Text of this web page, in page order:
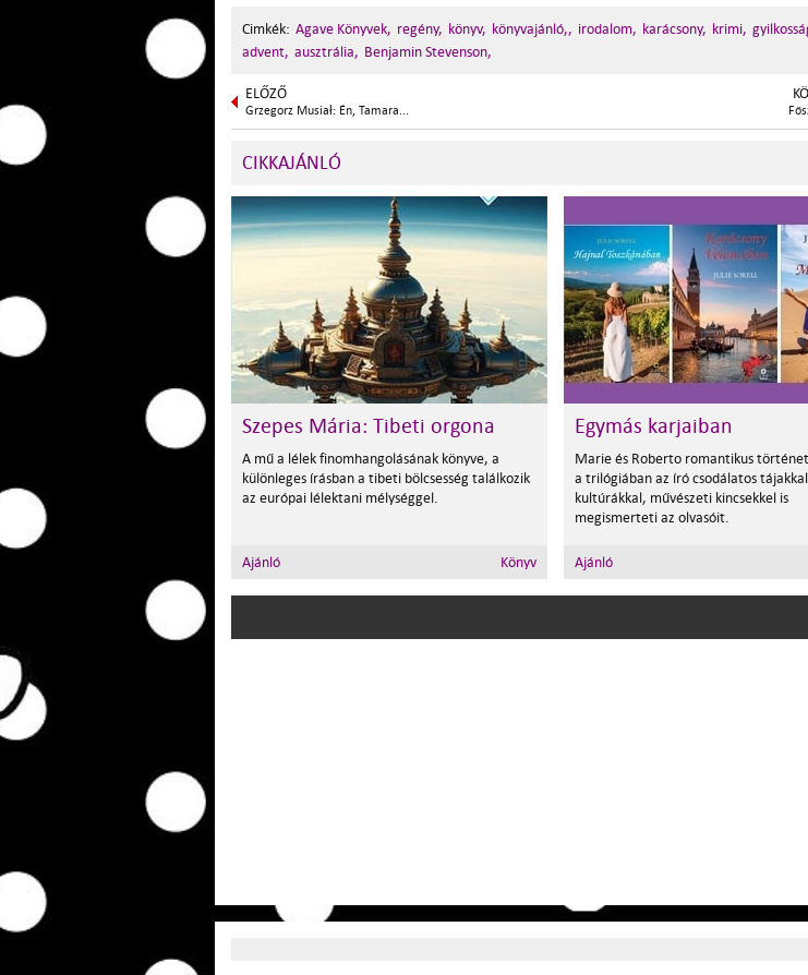
Cimkék: Agave Könyvek, regény, könyv, könyvajánló,, irodalom, karácsony, krimi,
advent, ausztrália, Benjamin Stevenson,
ELŐZŐ
Grzegorz Musiał: Én, Tamara...
CIKKAJÁNLÓ
Szepes Mária: Tibeti orgona
A mű a lélek finomhangolásának könyve, a
különleges írásban a tibeti bölcsesség találkozik
az európai lélektani mélységgel.
Ajánló Könyv
Egymás karjaiban
Marie és Roberto romantikus
a trilógiában az író csodálatos
kultúrákkal, művészeti kincsekkel is
megismerteti az olvasóit.
Ajánló